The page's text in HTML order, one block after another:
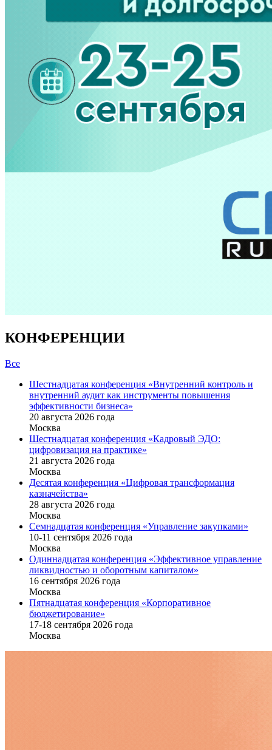
КОНФЕРЕНЦИИ
Все
Шестнадцатая конференция «Внутренний контроль и
внутренний аудит как инструменты повышения
эффективности бизнеса»
20 августа 2026 года
Москва
Шестнадцатая конференция «Кадровый ЭДО:
цифровизация на практике»
21 августа 2026 года
Москва
Десятая конференция «Цифровая трансформация
казначейства»
28 августа 2026 года
Москва
Семнадцатая конференция «Управление закупками»
10-11 сентября 2026 года
Москва
Одиннадцатая конференция «Эффективное управление
ликвидностью и оборотным капиталом»
16 cентября 2026 года
Москва
Пятнадцатая конференция «Корпоративное
бюджетирование»
17-18 сентября 2026 года
Москва